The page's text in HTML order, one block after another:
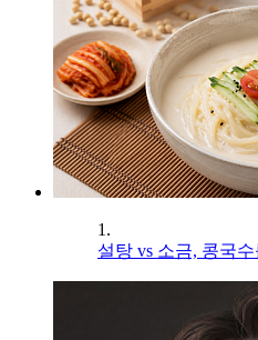
1.
설탕 vs 소금, 콩국